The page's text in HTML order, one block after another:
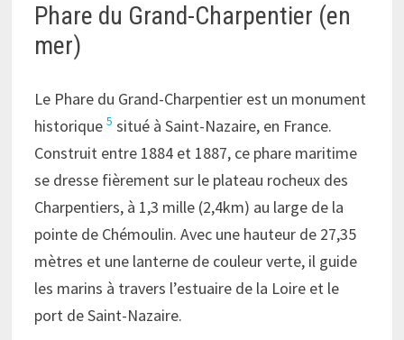
Phare du Grand-Charpentier (en
mer)
Le Phare du Grand-Charpentier est un monument
historique 5 situé à Saint-Nazaire, en France.
Construit entre 1884 et 1887, ce phare maritime
se dresse fièrement sur le plateau rocheux des
Charpentiers, à 1,3 mille (2,4km) au large de la
pointe de Chémoulin. Avec une hauteur de 27,35
mètres et une lanterne de couleur verte, il guide
les marins à travers l’estuaire de la Loire et le
port de Saint-Nazaire.